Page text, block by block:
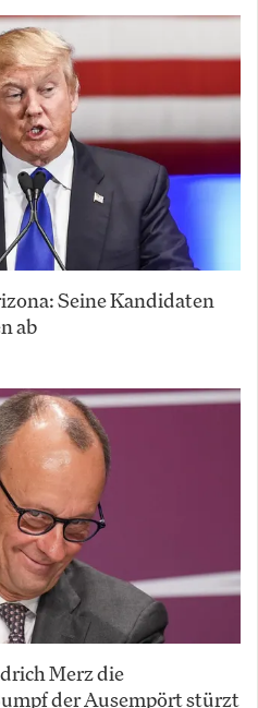
Seine Kandidaten
ab
Merz die
der Ausempört stürzt